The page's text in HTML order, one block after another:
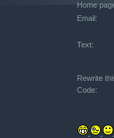
Home
Email:
Text:
Rewrite
Code: